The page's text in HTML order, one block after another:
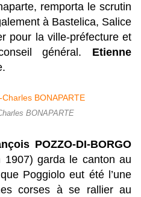
remporta le scrutin
à Bastelica, Salice
pour la ville-préfecture et
général. Etienne
BONAPARTE
POZZO-DI-BORGO
garda le canton au
Poggiolo eut été l’une
corses à se rallier au